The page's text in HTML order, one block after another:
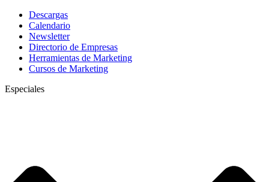
Descargas
Calendario
Newsletter
Directorio de Empresas
Herramientas de Marketing
Cursos de Marketing
Especiales